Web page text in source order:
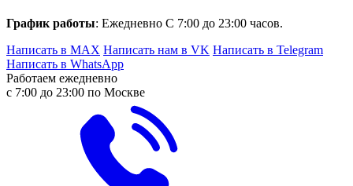
График работы: Ежедневно С 7:00 до 23:00 часов.
Написать в MAX Написать нам в VK Написать в Telegram
Написать в WhatsApp
Работаем ежедневно
с 7:00 до 23:00 по Москве